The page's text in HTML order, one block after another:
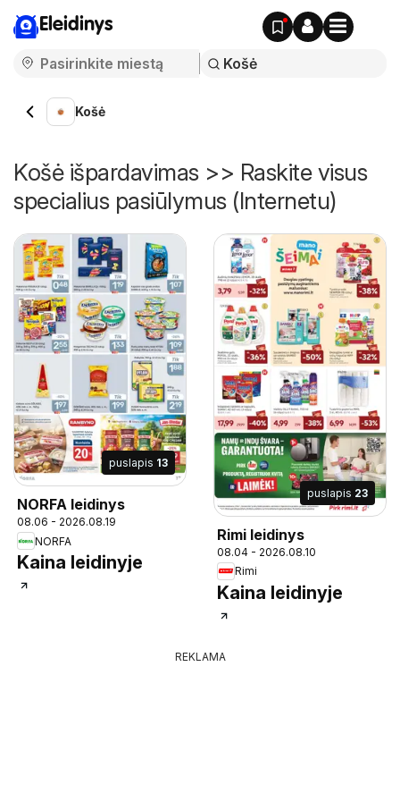
Eleidinys
Košė
Košė išpardavimas >> Raskite visus
specialius pasiūlymus (Internetu)
puslapis 13
NORFA leidinys
08.06 - 2026.08.19
NORFA
Kaina leidinyje
puslapis 23
Rimi leidinys
08.04 - 2026.08.10
Rimi
Kaina leidinyje
REKLAMA